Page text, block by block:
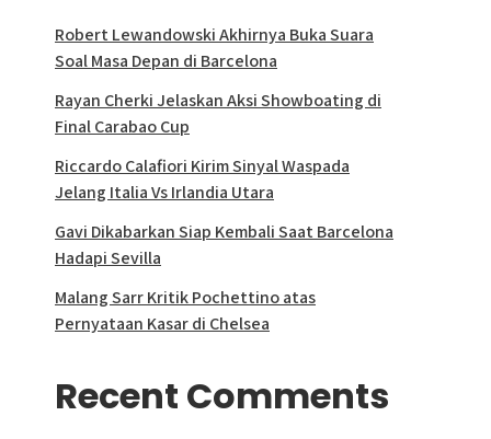
Robert Lewandowski Akhirnya Buka Suara
Soal Masa Depan di Barcelona
Rayan Cherki Jelaskan Aksi Showboating di
Final Carabao Cup
Riccardo Calafiori Kirim Sinyal Waspada
Jelang Italia Vs Irlandia Utara
Gavi Dikabarkan Siap Kembali Saat Barcelona
Hadapi Sevilla
Malang Sarr Kritik Pochettino atas
Pernyataan Kasar di Chelsea
Recent Comments